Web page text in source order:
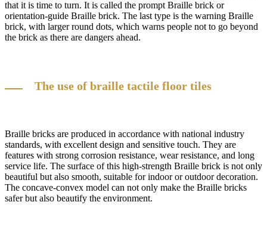
that it is time to turn. It is called the prompt Braille brick or
orientation-guide Braille brick. The last type is the warning Braille
brick, with larger round dots, which warns people not to go beyond
the brick as there are dangers ahead.
The use of braille tactile floor tiles
Braille bricks are produced in accordance with national industry
standards, with excellent design and sensitive touch. They are
features with strong corrosion resistance, wear resistance, and long
service life. The surface of this high-strength Braille brick is not only
beautiful but also smooth, suitable for indoor or outdoor decoration.
The concave-convex model can not only make the Braille bricks
safer but also beautify the environment.